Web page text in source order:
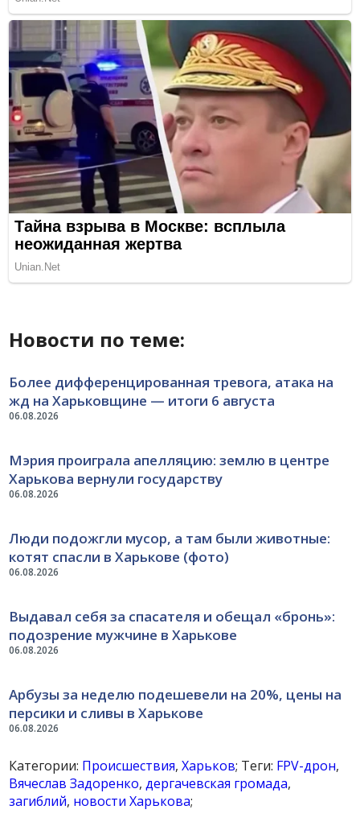
Новости по теме:
06.08.2026
Более дифференцированная тревога, атака на
жд на Харьковщине — итоги 6 августа
06.08.2026
Мэрия проиграла апелляцию: землю в центре
Харькова вернули государству
06.08.2026
Люди подожгли мусор, а там были животные:
котят спасли в Харькове (фото)
06.08.2026
Выдавал себя за спасателя и обещал «бронь»:
подозрение мужчине в Харькове
06.08.2026
Арбузы за неделю подешевели на 20%, цены на
персики и сливы в Харькове
Категории: Происшествия,Харьков; Теги: FPV-дрон,
Вячеслав Задоренко,дергачевская громада,
загиблий, новости Харькова;